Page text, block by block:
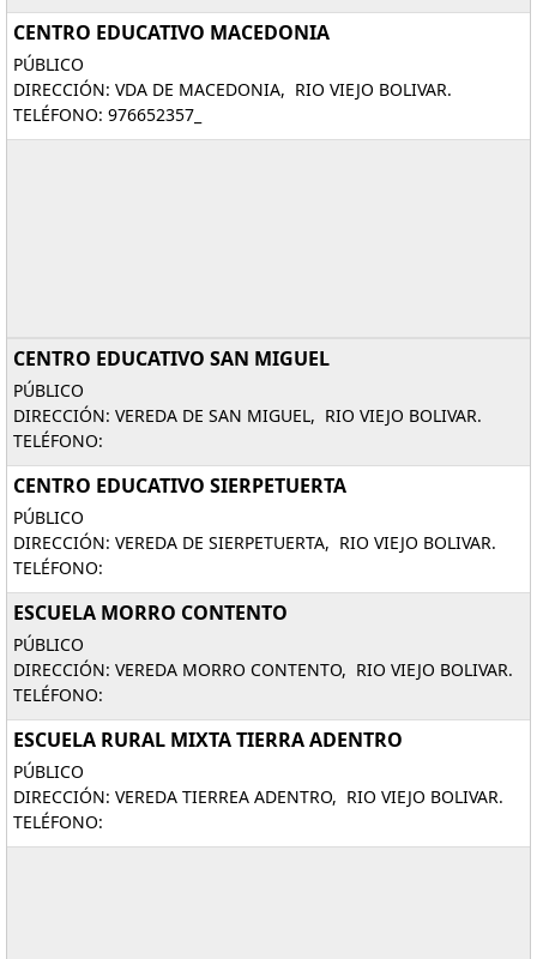
CENTRO EDUCATIVO MACEDONIA
PÚBLICO
DIRECCIÓN: VDA DE MACEDONIA, RIO VIEJO BOLIVAR.
TELÉFONO: 976652357_
CENTRO EDUCATIVO SAN MIGUEL
PÚBLICO
DIRECCIÓN: VEREDA DE SAN MIGUEL, RIO VIEJO BOLIVAR.
TELÉFONO:
CENTRO EDUCATIVO SIERPETUERTA
PÚBLICO
DIRECCIÓN: VEREDA DE SIERPETUERTA, RIO VIEJO BOLIVAR.
TELÉFONO:
ESCUELA MORRO CONTENTO
PÚBLICO
DIRECCIÓN: VEREDA MORRO CONTENTO, RIO VIEJO BOLIVAR.
TELÉFONO:
ESCUELA RURAL MIXTA TIERRA ADENTRO
PÚBLICO
DIRECCIÓN: VEREDA TIERREA ADENTRO, RIO VIEJO BOLIVAR.
TELÉFONO: